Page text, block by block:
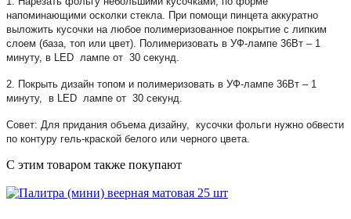
напоминающими осколки стекла. При помощи пинцета аккуратно
выложить кусочки на любое полимеризованное покрытие с липким
слоем (база, топ или цвет). Полимеризовать в УФ-лампе 36Вт – 1
минуту, в LED лампе от 30 секунд.
2. Покрыть дизайн топом и полимеризовать в УФ-лампе 36Вт – 1
минуту, в LED лампе от 30 секунд.
Совет: Для придания объема дизайну, кусочки фольги нужно обвести
по контуру гель-краской белого или черного цвета.
C этим товаром также покупают